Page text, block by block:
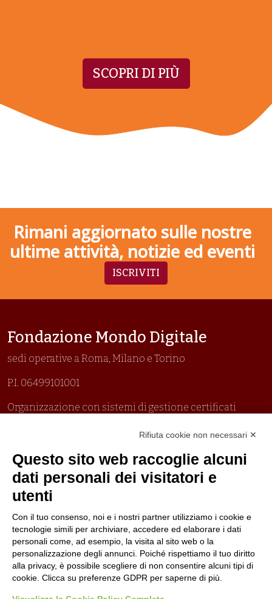
SCOPRI DI PIÙ
Rimani aggiornato sulle nostre
ultime attività, notizie ed eventi
ISCRIVITI
Fondazione Mondo Digitale
sedi operative a Roma, Milano e Torino
P.I. 06499101001
Organizzazione con sistemi di gestione certificati
Politica per la parità di genere
Politica antibullismo
Piè di pagina
Contatti
Lavora con noi
Seguici su
Rifiuta cookie non necessari ✕
Questo sito web raccoglie alcuni
dati personali dei visitatori e
utenti
Con il tuo consenso, noi e i nostri partner utilizziamo i cookie e
tecnologie simili per archiviare, accedere ed elaborare i dati
personali come, ad esempio, la visita al sito web o la
personalizzazione degli annunci. Poiché rispettiamo il tuo diritto
alla privacy, è possibile scegliere di non consentire alcuni tipi di
cookie. Clicca su preferenze GDPR per saperne di più.